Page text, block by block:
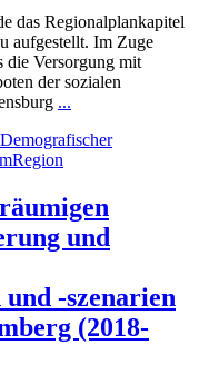
das Regionalplankapitel
aufgestellt. Im Zuge
die Versorgung mit
der sozialen
...
Demografischer
Region
und
-szenarien
(2018-